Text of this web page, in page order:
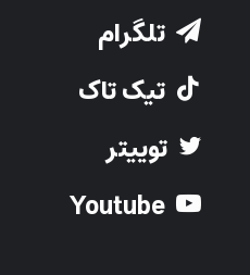
تلگرام
تیک تاک
توییتر